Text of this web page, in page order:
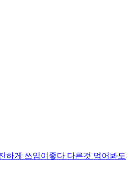
하게 쓰임이좋다 다른것 먹어봐도